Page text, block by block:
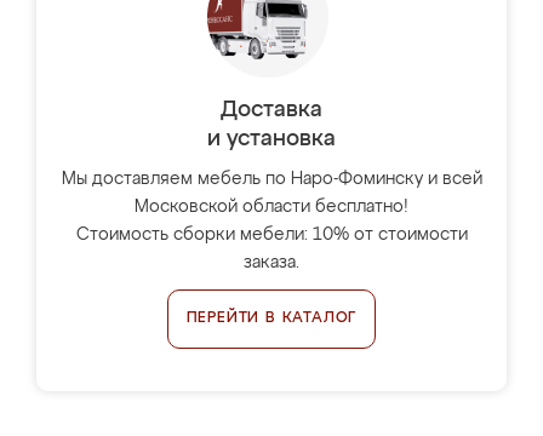
Доставка
и установка
Мы доставляем мебель по Наро-Фоминску и всей
Московской области бесплатно!
Стоимость сборки мебели: 10% от стоимости
заказа.
ПЕРЕЙТИ В КАТАЛОГ